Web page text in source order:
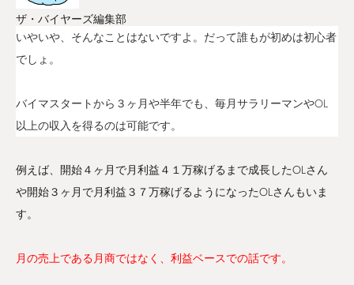
ザ・バイヤーズ編集部
いやいや、そんなことはないですよ。だって誰もが初めは初心者
でしょ。
バイマスタートから３ヶ月や半年でも、毎月サラリーマンやOL
以上の収入を得るのは可能です。
例えば、開始４ヶ月で月利益４１万稼げるまで成長したOLさん
や開始３ヶ月で月利益３７万稼げるようになったOLさんもいま
す。
月の売上である月商ではなく、利益ベースでの話です。